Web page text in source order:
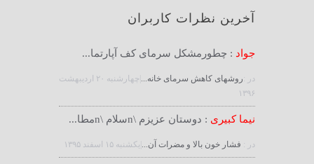
آخرین نظرات کاربران
جواد : چطورمشکل سرمای کف آپارتما...
در :روشهای کاهش سرمای خانه...
|چهارشنبه ۲۰ ارديبهشت
۱۳۹۶
نیما کبیری : دوستان عزیزم \nسلام \nمطا...
در : فشار خون بالا و مضرات آن... |يكشنبه ۱۵ اسفند ۱۳۹۵